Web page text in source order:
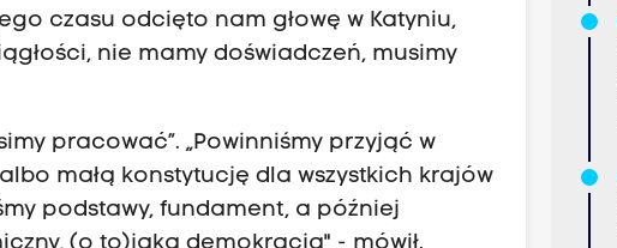
czasu odcięto nam głowę w Katyniu,
nie mamy doświadczeń, musimy
pracować”. „Powinniśmy przyjąć w
małą konstytucję dla wszystkich krajów
podstawy, fundament, a później